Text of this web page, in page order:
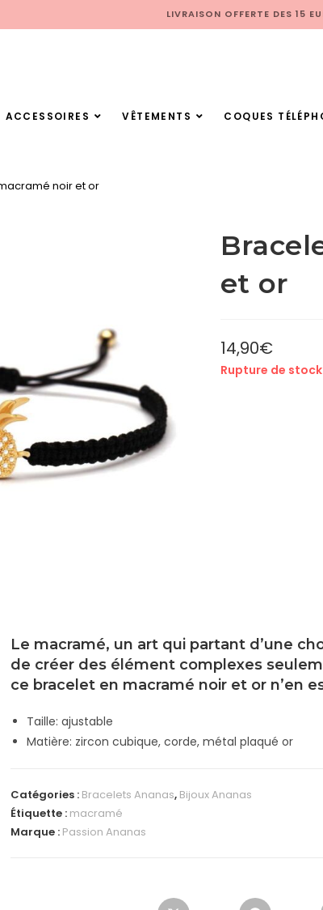
LIVRAISON OFFERTE DES 15
ACCESSOIRES VÊTEMENTS COQUES
noir et or
et or
14,90€
Rupture de stock
Le macramé, un art qui partant d’une
de créer des élément complexes
ce bracelet en macramé noir et or n’en
Taille: ajustable
Matière: zircon cubique, corde, métal plaqué or
Catégories : Bracelets Ananas, Bijoux Ananas
Étiquette : macramé
Marque : Passion Ananas